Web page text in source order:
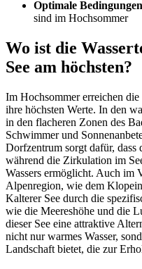
Optimale
sind im Hochsommer
Wo ist die
See am höchsten?
Im Hochsommer erreichen
ihre höchsten Werte. In den
in den flacheren Zonen des
Schwimmer und
Dorfzentrum sorgt dafür, dass
während die Zirkulation im
Wassers ermöglicht. Auch im
Alpenregion, wie dem
Kalterer See durch die
wie die Meereshöhe und die
dieser See eine attraktive
nicht nur warmes Wasser,
Landschaft bietet, die zur